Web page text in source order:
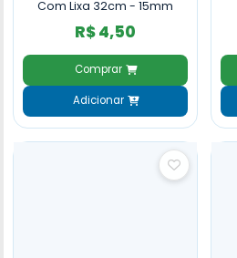
Com Lixa 32cm - 15mm
R$ 4,50
Comprar
Adicionar